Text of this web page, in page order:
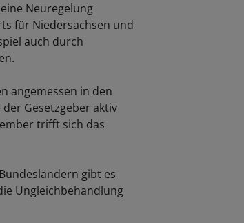
Neuregelung
für Niedersachsen und
auch durch
angemessen in den
Gesetzgeber aktiv
trifft sich das
gibt es
Ungleichbehandlung